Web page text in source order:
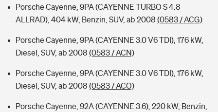
Porsche Cayenne, 9PA (CAYENNE TURBO S 4.8
ALLRAD), 404 kW, Benzin, SUV, ab 2008 (0583 / ACG)
Porsche Cayenne, 9PA (CAYENNE 3.0 V6 TDI), 176 kW,
Diesel, SUV, ab 2008 (0583 / ACN)
Porsche Cayenne, 9PA (CAYENNE 3.0 V6 TDI), 176 kW,
Diesel, SUV, ab 2008 (0583 / ACO)
Porsche Cayenne, 92A (CAYENNE 3.6), 220 kW, Benzin,